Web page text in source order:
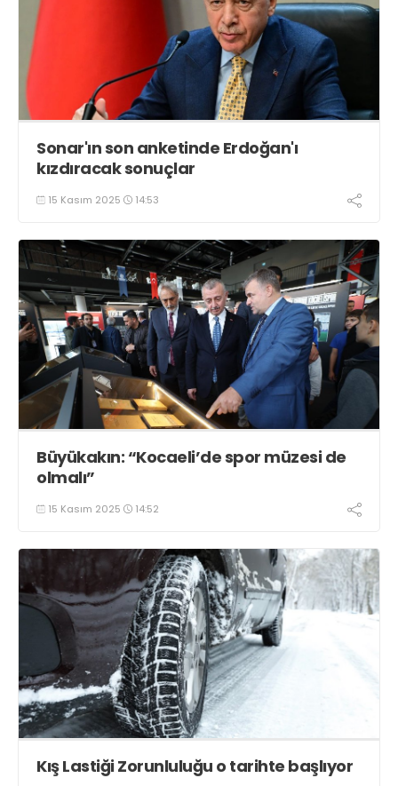
Sonar'ın son anketinde Erdoğan'ı
kızdıracak sonuçlar
15 Kasım 2025 14:53
Büyükakın: “Kocaeli’de spor müzesi de
olmalı”
15 Kasım 2025 14:52
Kış Lastiği Zorunluluğu o tarihte başlıyor